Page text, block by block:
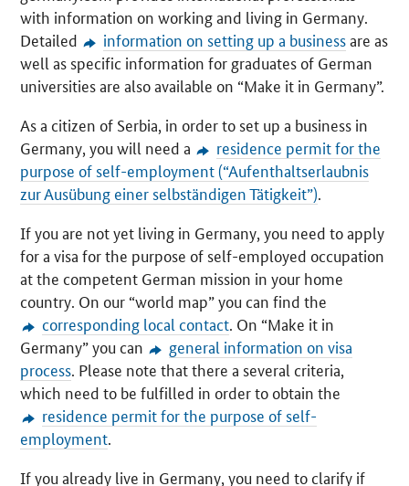
with information on working and living in Germany.
Detailed
information on setting up a businessare as
well as specific information for graduates of German
universities are also available on “Make it in Germany”.
As a citizen of Serbia, in order to set up a business in
Germany, you will need a
residence permit for the
purpose of self-employment (“Aufenthaltserlaubnis
zur Ausübung einer selbständigen Tätigkeit”).
If you are not yet living in Germany, you need to apply
for a visa for the purpose of self-employed occupation
at the competent German mission in your home
country. On our “world map” you can find the
corresponding local contact. On “Make it in
Germany” you can
general information on visa
process. Please note that there a several criteria,
which need to be fulfilled in order to obtain the
residence permit for the purpose of self-
employment.
If you already live in Germany, you need to clarify if